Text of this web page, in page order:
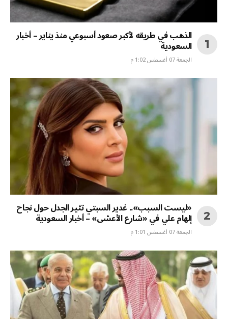
الذهب في طريقه لأكبر صعود أسبوعي منذ يناير – أخبار
السعودية
الجمعة 07 أغسطس 1:02 م
«ليست السبب».. غدير السبتي تثير الجدل حول نجاح
إلهام علي في «شارع الأعشى» – أخبار السعودية
الجمعة 07 أغسطس 1:01 م